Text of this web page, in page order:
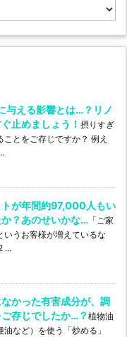
与える影響とは…？リノ
止めましょう！ 摂りすぎ
とをご存じですか？ 例え
が年間約97,000人もい
？あのせいかな… 「ご家
うお客様が増えているな
...
かった有害成分が、調
存じでしたか…？ 植物油
油など）を使う「炒める」